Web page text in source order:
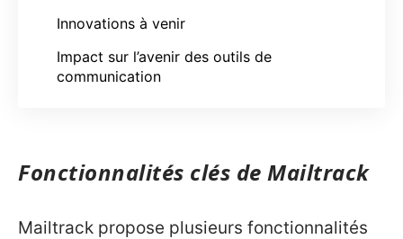
Innovations à venir
Impact sur l’avenir des outils de
communication
Fonctionnalités clés de Mailtrack
Mailtrack propose plusieurs fonctionnalités